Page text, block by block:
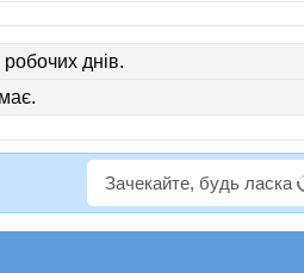
днів.
Зачекайте, будь ласка